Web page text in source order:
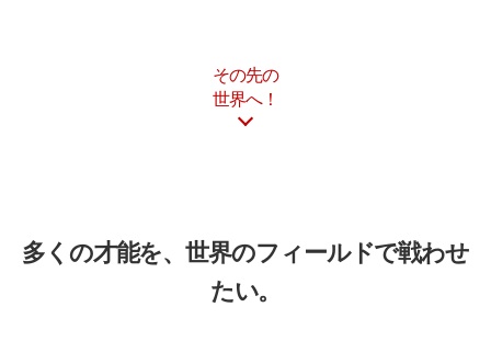
世界へ！
多くの才能を、世界のフィールドで戦わせ
たい。